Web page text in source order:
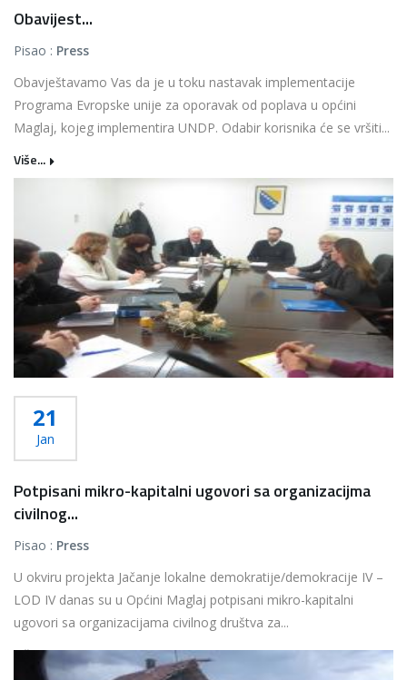
Obavijest...
Pisao : Press
Obavještavamo Vas da je u toku nastavak implementacije
Programa Evropske unije za oporavak od poplava u općini
Maglaj, kojeg implementira UNDP. Odabir korisnika će se vršiti...
Više...
21
Jan
Potpisani mikro-kapitalni ugovori sa organizacijma
civilnog...
Pisao : Press
U okviru projekta Jačanje lokalne demokratije/demokracije IV –
LOD IV danas su u Općini Maglaj potpisani mikro-kapitalni
ugovori sa organizacijama civilnog društva za...
Više...